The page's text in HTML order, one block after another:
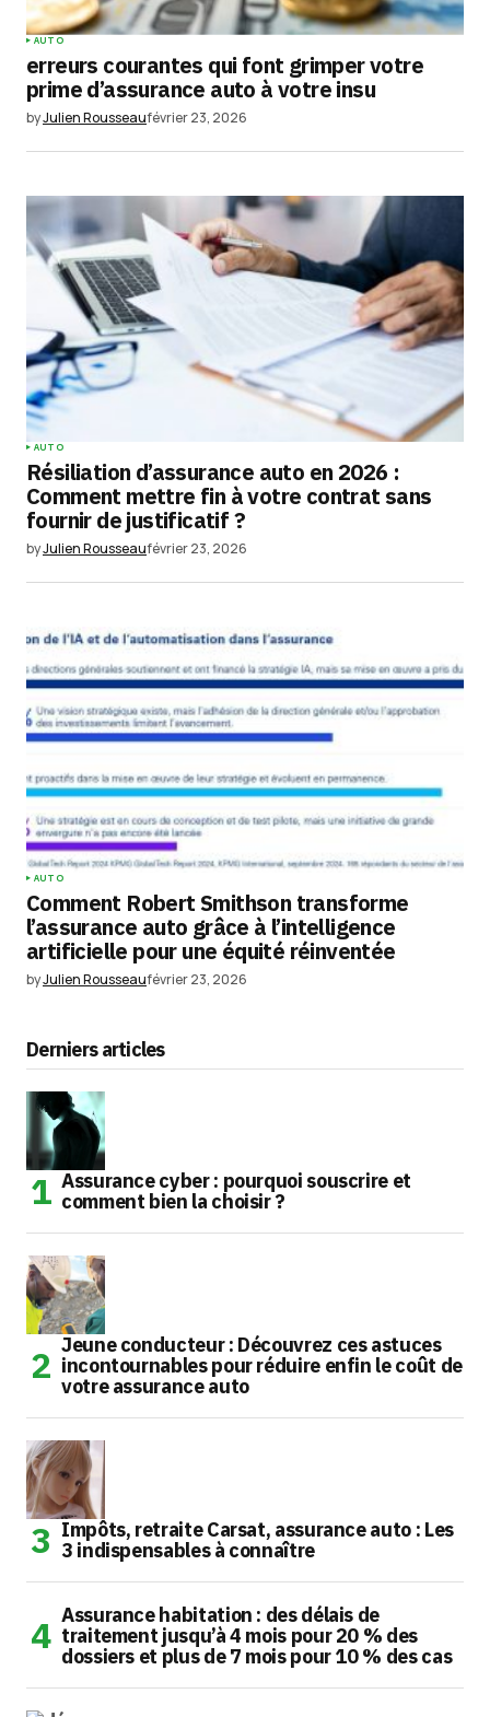
AUTO
erreurs courantes qui font grimper votre
prime d’assurance auto à votre insu
byJulien Rousseaufévrier 23, 2026
AUTO
Résiliation d’assurance auto en 2026 :
Comment mettre fin à votre contrat sans
fournir de justificatif ?
byJulien Rousseaufévrier 23, 2026
AUTO
Comment Robert Smithson transforme
l’assurance auto grâce à l’intelligence
artificielle pour une équité réinventée
byJulien Rousseaufévrier 23, 2026
Derniers articles
Assurance cyber : pourquoi souscrire et
comment bien la choisir ?
Jeune conducteur : Découvrez ces astuces
incontournables pour réduire enfin le coût de
votre assurance auto
Impôts, retraite Carsat, assurance auto : Les
3 indispensables à connaître
Assurance habitation : des délais de
traitement jusqu’à 4 mois pour 20 % des
dossiers et plus de 7 mois pour 10 % des cas